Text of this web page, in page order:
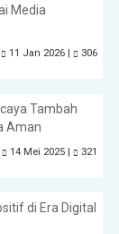
Media
11 Jan 2026 | 306
Tambah
Aman
14 Mei 2025 | 321
di Era Digital